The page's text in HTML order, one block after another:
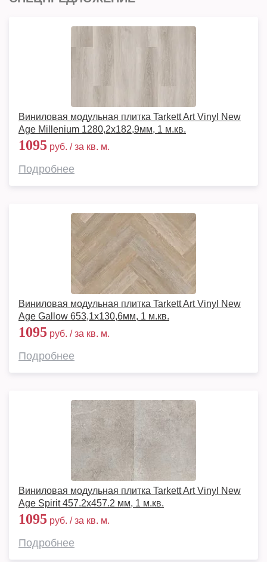
Виниловая модульная плитка Tarkett Art Vinyl New
Age Millenium 1280,2х182,9мм, 1 м.кв.
1095 руб. / за кв. м.
Подробнее
Виниловая модульная плитка Tarkett Art Vinyl New
Age Gallow 653,1х130,6мм, 1 м.кв.
1095 руб. / за кв. м.
Подробнее
Виниловая модульная плитка Tarkett Art Vinyl New
Age Spirit 457.2x457.2 мм, 1 м.кв.
1095 руб. / за кв. м.
Подробнее